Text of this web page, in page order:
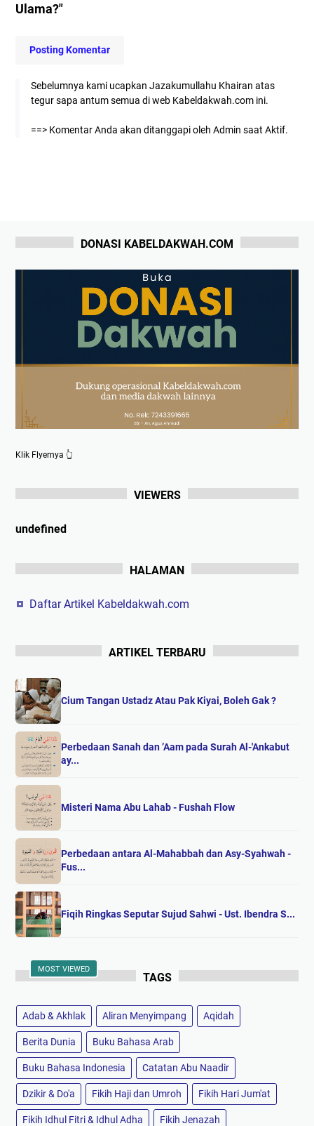
Ulama?"
Posting Komentar
Sebelumnya kami ucapkan Jazakumullahu Khairan atas
tegur sapa antum semua di web Kabeldakwah.com ini.
==> Komentar Anda akan ditanggapi oleh Admin saat Aktif.
DONASI KABELDAKWAH.COM
Klik Flyernya 👆
VIEWERS
undefned
HALAMAN
Daftar Artikel Kabeldakwah.com
ARTIKEL TERBARU
Cium Tangan Ustadz Atau Pak Kiyai, Boleh Gak ?
Perbedaan Sanah dan ’Aam pada Surah Al-'Ankabut
ay...
Misteri Nama Abu Lahab - Fushah Flow
Perbedaan antara Al-Mahabbah dan Asy-Syahwah -
Fus...
Fiqih Ringkas Seputar Sujud Sahwi - Ust. Ibendra S...
MOST VIEWED
TAGS
Adab & Akhlak Aliran Menyimpang Aqidah
Berita Dunia Buku Bahasa Arab
Buku Bahasa Indonesia Catatan Abu Naadir
Dzikir & Do'a Fikih Haji dan Umroh Fikih Hari Jum'at
Fikih Idhul Fitri & Idhul Adha Fikih Jenazah